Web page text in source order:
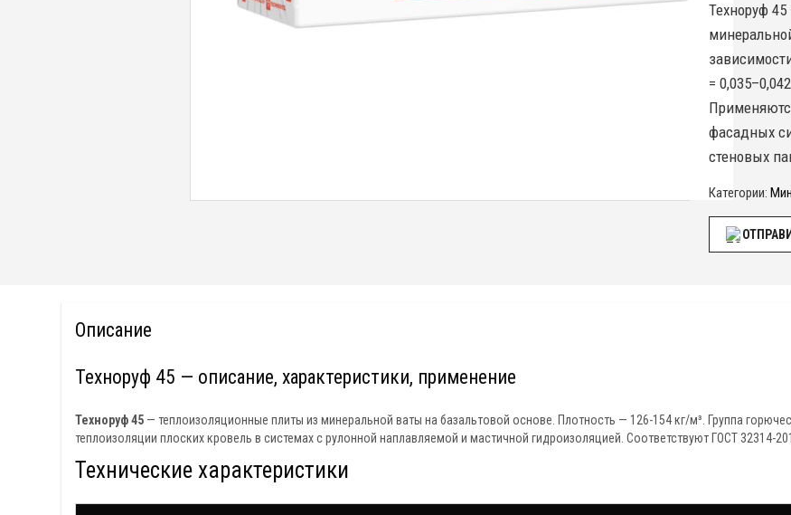
Техноруф
=
фасадных
стеновых
Категории:
Описание
Техноруф 45 — описание, характеристики, применение
Техноруф 45 — теплоизоляционные плиты из минеральной ваты на базальтовой основе. Плотность — 126-154 кг/м³. Группа
теплоизоляции плоских кровель в системах с рулонной наплавляемой и мастичной гидроизоляцией. Соответствуют ГОСТ 32314-
Технические характеристики